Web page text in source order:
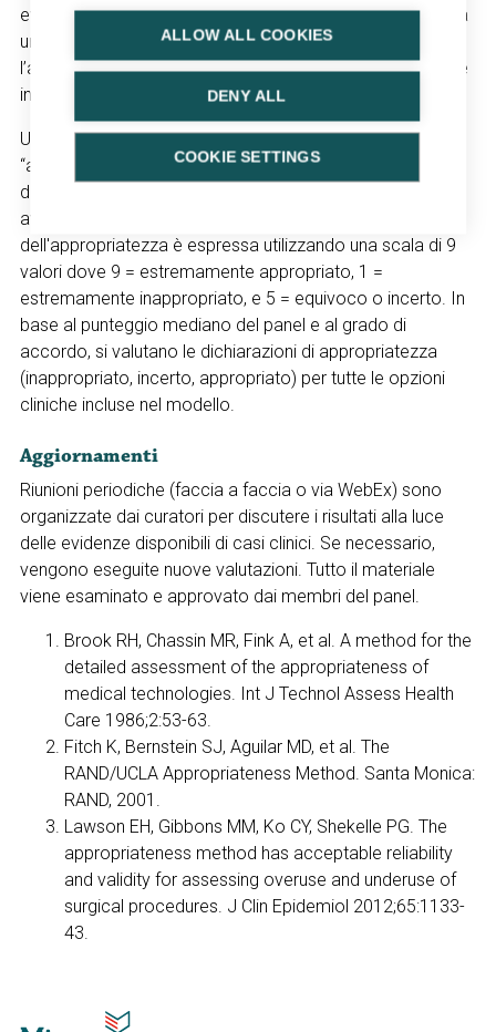
evidenze di studi clinici. Successivamente, viene chiesto a
un team multidisciplinare di 9-15 esperti di valutare
l’appropriatezza delle opzioni diagnostiche o terapeutiche
incluse nelle serie di casi.
Un’opzione diagnostica o terapeutica è definita
“appropriata” quando i benefici previsti (p.es. la riduzione
dei sintomi) superano i rischi previsti (p.es. gli effetti
avversi) di un margine sufficiente.
dell'appropriatezza è espressa utilizzando una scala di 9
valori dove 9 = estremamente appropriato, 1 =
estremamente inappropriato, e 5 = equivoco o incerto. In
base al punteggio mediano del panel e al grado di
accordo, si valutano le dichiarazioni di appropriatezza
(inappropriato, incerto, appropriato) per tutte le opzioni
cliniche incluse nel modello.
Aggiornamenti
Riunioni periodiche (faccia a faccia o via WebEx) sono
organizzate dai curatori per discutere i risultati alla luce
delle evidenze disponibili di casi clinici. Se necessario,
vengono eseguite nuove valutazioni. Tutto il materiale
viene esaminato e approvato dai membri del panel.
Brook RH, Chassin MR, Fink A, et al. A method for the
detailed assessment of the appropriateness of
medical technologies. Int J Technol Assess Health
Care 1986;2:53-63.
Fitch K, Bernstein SJ, Aguilar MD, et al. The
RAND/UCLA Appropriateness Method. Santa Monica:
RAND, 2001.
Lawson EH, Gibbons MM, Ko CY, Shekelle PG. The
appropriateness method has acceptable reliability
and validity for assessing overuse and underuse of
surgical procedures. J Clin Epidemiol 2012;65:1133-
43.
ALLOW ALL COOKIES
DENY ALL
COOKIE SETTINGS